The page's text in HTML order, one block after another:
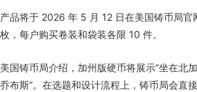
产品将于 2026 年 5 月 12 日在美国铸币局
枚，每户购买卷装和袋装各限 10 件。
美国铸币局介绍，加州版硬币将展示“坐在北
乔布斯”。在选题和设计流程上，铸币局会直